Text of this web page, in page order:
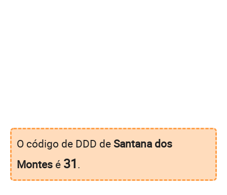
O código de DDD de Santana dos
Montes é 31.